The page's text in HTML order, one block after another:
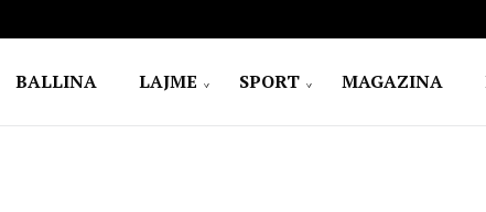
BALLINA LAJME SPORT MAGAZINA